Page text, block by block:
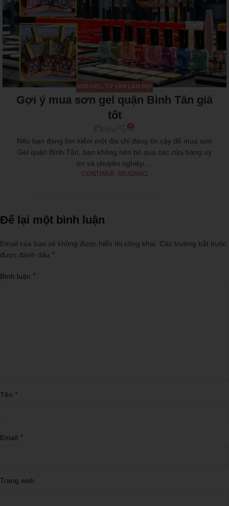
SƠN GEL , TƯ VẤN LÀM ĐẸP
Gợi ý mua sơn gel quận Bình Tân giá
tốt
Nếu bạn đang tìm kiếm một địa chỉ đáng tin cậy để mua sơn
Gel quận Bình Tân, bạn không nên bỏ qua các cửa hàng uy
tín và chuyên nghiệp ...
CONTINUE READING
Để lại một bình luận
Email của bạn sẽ không được hiển thị công khai. Các trường bắt buộc
được đánh dấu *
Bình luận *
Tên *
Email *
Trang web